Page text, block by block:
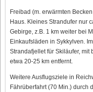
Freibad (m. erwärmten
Haus. Kleines Strandufer nur
Gebirge, z.B. 1 km weiter bei
Einkaufsläden in Sykkylven.
Strandafjellet für Skiläufer,
etwa 20-25 km entfernt.
Weitere Ausflugsziele in
Fährüberfahrt (70 Min.) durch